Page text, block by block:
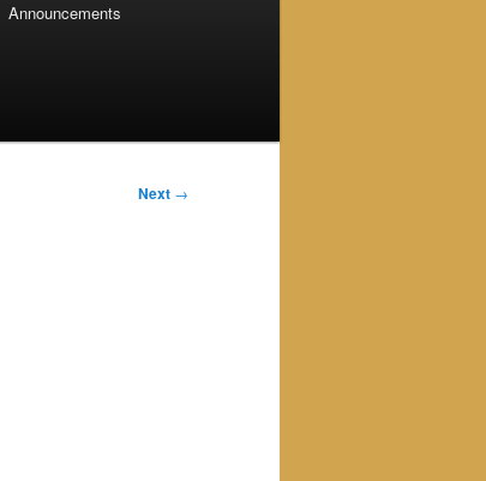
Announcements
Next →